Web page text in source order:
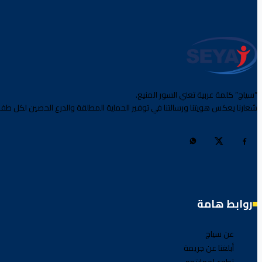
“سياج” كلمة عربية تعني السور المنيع.
شعارنا يعكس هويتنا ورسالتنا في توفير الحماية المطلقة والدرع الحصين لكل
روابط هامة
عن سياج
أبلغنا عن جريمة